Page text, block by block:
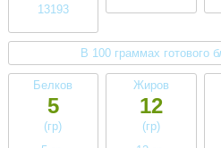
13193
В 100 граммах готового
Белков
5
(гр)
Жиров
12
(гр)